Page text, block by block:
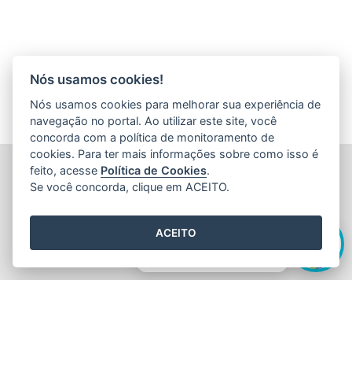
Olá! Sou a
como posso te ajudar hoje?
FUNDAÇÃO DE AMPARO À PESQUISA E INOVAÇÃO DO
ESPÍRITO SANTO (FAPES)
CEP: 29066-380 - Vitória / ES
Tel.: 27 3636 1850
Nós usamos cookies!
Nós usamos cookies para melhorar sua experiência de
navegação no portal. Ao utilizar este site, você
concorda com a política de monitoramento de
cookies. Para ter mais informações sobre como isso é
feito, acesse Política de Cookies.
Se você concorda, clique em ACEITO.
ACEITO